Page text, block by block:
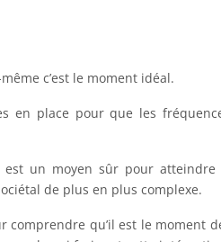
c’est le moment idéal.
en place pour que les
un moyen sûr pour
de plus en plus complexe.
qu’il est le moment